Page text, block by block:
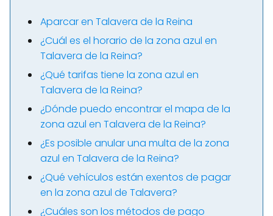
Aparcar en Talavera de la Reina
¿Cuál es el horario de la zona azul en
Talavera de la Reina?
¿Qué tarifas tiene la zona azul en
Talavera de la Reina?
¿Dónde puedo encontrar el mapa de la
zona azul en Talavera de la Reina?
¿Es posible anular una multa de la zona
azul en Talavera de la Reina?
¿Qué vehículos están exentos de pagar
en la zona azul de Talavera?
¿Cuáles son los métodos de pago